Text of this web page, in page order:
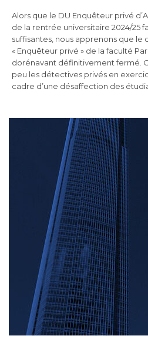
Alors que le DU Enquêteur privé
de la rentrée universitaire 2024/25
suffisantes, nous apprenons que le
« Enquêteur privé » de la faculté
dorénavant définitivement fermé.
peu les détectives privés en
cadre d’une désaffection des